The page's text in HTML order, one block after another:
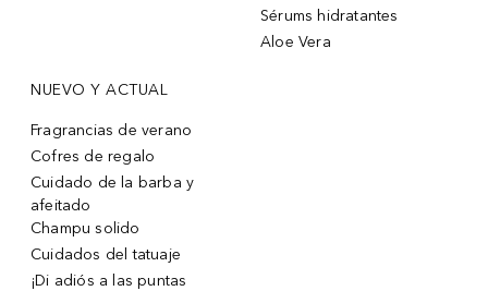
Sérums hidratantes
Aloe Vera
NUEVO Y ACTUAL
Fragrancias de verano
Cofres de regalo
Cuidado de la barba y
afeitado
Champu solido
Cuidados del tatuaje
¡Di adiós a las puntas